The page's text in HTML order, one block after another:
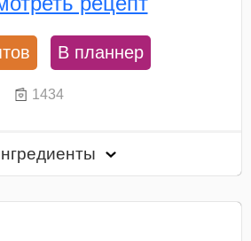
В планнер
1434